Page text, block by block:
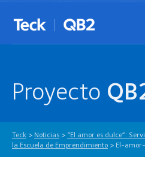
Proyecto
Teck > Noticias > “El amor es dulce”:
la Escuela de Emprendimiento > El-